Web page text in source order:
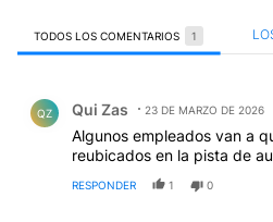
TODOS LOS COMENTARIOS 1
QZ Qui Zas 23 DE MARZO DE 2026
Algunos empleados van a
reubicados en la pista de
RESPONDER 1 0